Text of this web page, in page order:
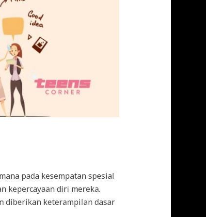
pada kesempatan spesial
kepercayaan diri mereka.
diberikan keterampilan dasar